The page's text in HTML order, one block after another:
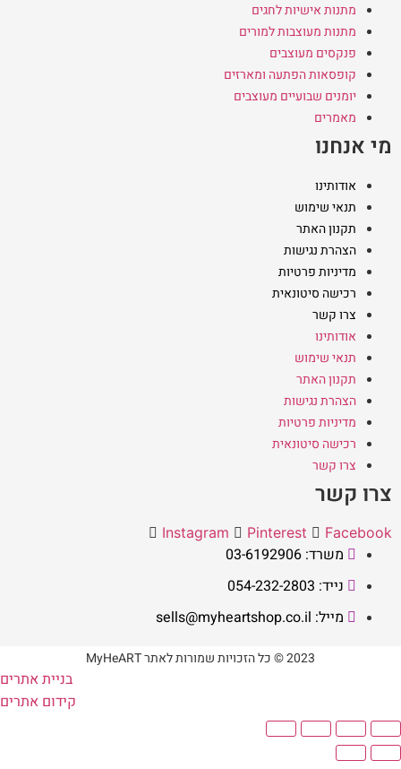
מתנות אישיות לחגים
מתנות מעוצבות למורים
פנקסים מעוצבים
קופסאות הפתעה ומארזים
יומנים שבועיים מעוצבים
מאמרים
מי אנחנו
אודותינו
תנאי שימוש
תקנון האתר
הצהרת נגישות
מדיניות פרטיות
רכישה סיטונאית
צרו קשר
אודותינו
תנאי שימוש
תקנון האתר
הצהרת נגישות
מדיניות פרטיות
רכישה סיטונאית
צרו קשר
צרו קשר
Instagram Pinterest Facebook
משרד: 03-6192906
נייד: 054-232-2803
מייל: sells@myheartshop.co.il
2023 © כל הזכויות שמורות לאתר MyHeART
בניית אתרים
קידום אתרים